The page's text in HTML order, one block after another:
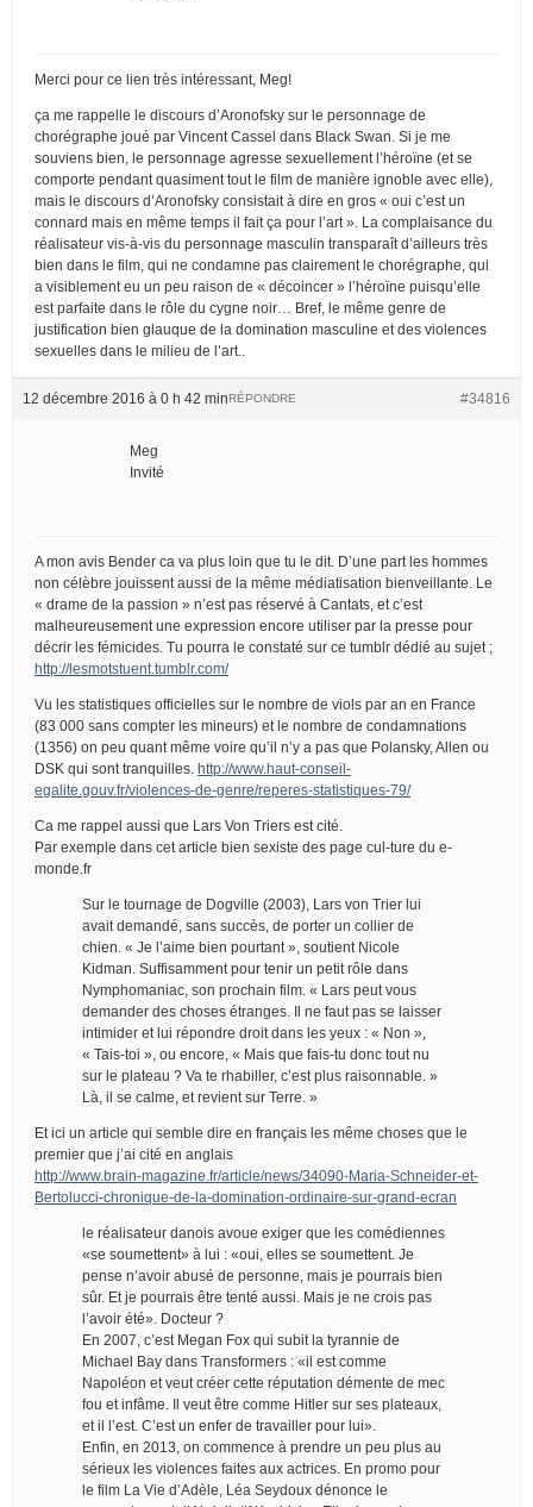
Merci pour ce lien très intéressant, Meg!
ça me rappelle le discours d’Aronofsky sur le personnage de
chorégraphe joué par Vincent Cassel dans Black Swan. Si je me
souviens bien, le personnage agresse sexuellement l’héroïne (et se
comporte pendant quasiment tout le film de manière ignoble avec elle),
mais le discours d’Aronofsky consistait à dire en gros « oui c’est un
connard mais en même temps il fait ça pour l’art ». La complaisance du
réalisateur vis-à-vis du personnage masculin transparaît d’ailleurs très
bien dans le film, qui ne condamne pas clairement le chorégraphe, qui
a visiblement eu un peu raison de « décoincer » l’héroïne puisqu’elle
est parfaite dans le rôle du cygne noir… Bref, le même genre de
justification bien glauque de la domination masculine et des violences
sexuelles dans le milieu de l’art..
12 décembre 2016 à 0 h 42 min #34816
RÉPONDRE
Meg
Invité
A mon avis Bender ca va plus loin que tu le dit. D’une part les hommes
non célèbre jouissent aussi de la même médiatisation bienveillante. Le
« drame de la passion » n’est pas réservé à Cantats, et c’est
malheureusement une expression encore utiliser par la presse pour
décrir les fémicides. Tu pourra le constaté sur ce tumblr dédié au sujet ;
http://lesmotstuent.tumblr.com/
Vu les statistiques officielles sur le nombre de viols par an en France
(83 000 sans compter les mineurs) et le nombre de condamnations
(1356) on peu quant même voire qu’il n’y a pas que Polansky, Allen ou
DSK qui sont tranquilles. http://www.haut-conseil-
egalite.gouv.fr/violences-de-genre/reperes-statistiques-79/
Ca me rappel aussi que Lars Von Triers est cité.
Par exemple dans cet article bien sexiste des page cul-ture du e-
monde.fr
Sur le tournage de Dogville (2003), Lars von Trier lui
avait demandé, sans succès, de porter un collier de
chien. « Je l’aime bien pourtant », soutient Nicole
Kidman. Suffisamment pour tenir un petit rôle dans
Nymphomaniac, son prochain film. « Lars peut vous
demander des choses étranges. Il ne faut pas se laisser
intimider et lui répondre droit dans les yeux : « Non »,
« Tais-toi », ou encore, « Mais que fais-tu donc tout nu
sur le plateau ? Va te rhabiller, c’est plus raisonnable. »
Là, il se calme, et revient sur Terre. »
Et ici un article qui semble dire en français les même choses que le
premier que j’ai cité en anglais
http://www.brain-magazine.fr/article/news/34090-Maria-Schneider-et-
Bertolucci-chronique-de-la-domination-ordinaire-sur-grand-ecran
le réalisateur danois avoue exiger que les comédiennes
«se soumettent» à lui : «oui, elles se soumettent. Je
pense n’avoir abusé de personne, mais je pourrais bien
sûr. Et je pourrais être tenté aussi. Mais je ne crois pas
l’avoir été». Docteur ?
En 2007, c’est Megan Fox qui subit la tyrannie de
Michael Bay dans Transformers : «il est comme
Napoléon et veut créer cette réputation démente de mec
fou et infâme. Il veut être comme Hitler sur ses plateaux,
et il l’est. C’est un enfer de travailler pour lui».
Enfin, en 2013, on commence à prendre un peu plus au
sérieux les violences faites aux actrices. En promo pour
le film La Vie d’Adèle, Léa Seydoux dénonce le